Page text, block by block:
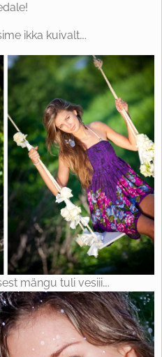
ikka kuivalt….
mängu tuli vesiii….